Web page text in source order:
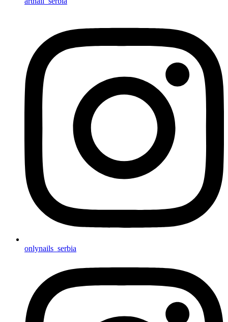
onlynails_serbia